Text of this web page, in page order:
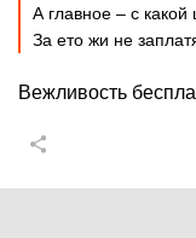
А главное – с
За ето жи не
Вежливость